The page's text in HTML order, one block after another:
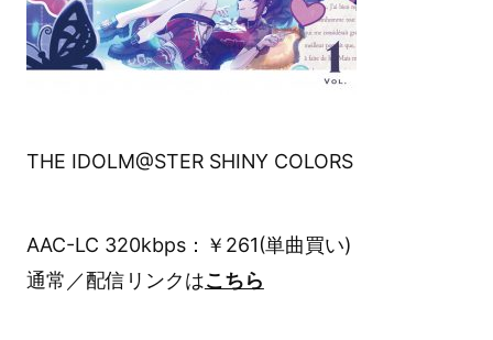
THE IDOLM@STER SHINY COLORS
AAC-LC 320kbps：￥261(単曲買い)
通常／配信リンクはこちら